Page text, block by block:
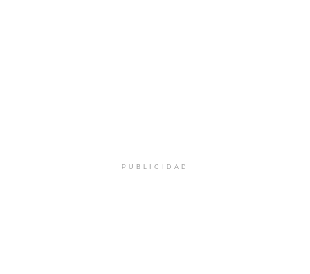
PUBLICIDAD